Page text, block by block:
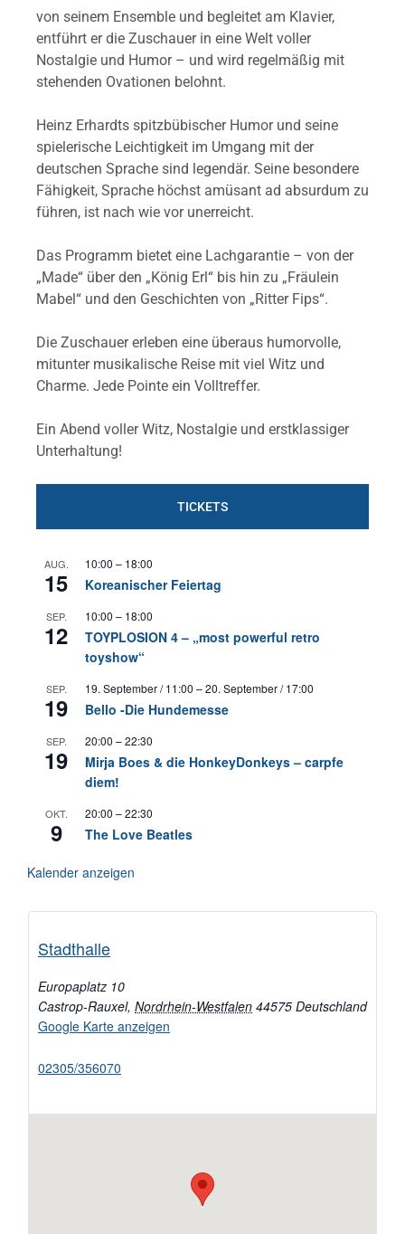
von seinem Ensemble und begleitet am Klavier,
entführt er die Zuschauer in eine Welt voller
Nostalgie und Humor – und wird regelmäßig mit
stehenden Ovationen belohnt.
Heinz Erhardts spitzbübischer Humor und seine
spielerische Leichtigkeit im Umgang mit der
deutschen Sprache sind legendär. Seine besondere
Fähigkeit, Sprache höchst amüsant ad absurdum zu
führen, ist nach wie vor unerreicht.
Das Programm bietet eine Lachgarantie – von der
„Made“ über den „König Erl“ bis hin zu „Fräulein
Mabel“ und den Geschichten von „Ritter Fips“.
Die Zuschauer erleben eine überaus humorvolle,
mitunter musikalische Reise mit viel Witz und
Charme. Jede Pointe ein Volltreffer.
Ein Abend voller Witz, Nostalgie und erstklassiger
Unterhaltung!
TICKETS
AUG.
15
10:00 – 18:00
Koreanischer Feiertag
SEP.
12
10:00 – 18:00
TOYPLOSION 4 – „most powerful retro
toyshow“
SEP.
19
19. September / 11:00 –20. September / 17:00
Bello -Die Hundemesse
SEP.
19
20:00 –22:30
Mirja Boes & die HonkeyDonkeys – carpfe
diem!
OKT.
9
20:00 –22:30
The Love Beatles
Kalender anzeigen
Stadthalle
Europaplatz 10
Castrop-Rauxel, Nordrhein-Westfalen 44575 Deutschland
Google Karte anzeigen
02305/356070